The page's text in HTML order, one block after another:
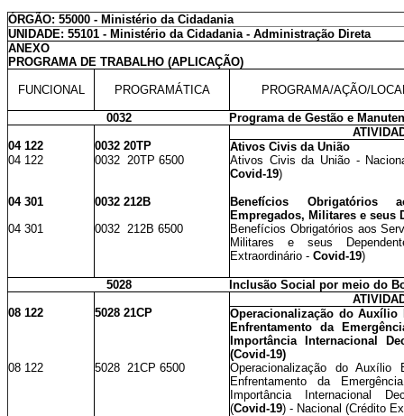
ÓRGÃO: 55000 - Ministério da Cidadania
UNIDADE: 55101 - Ministério da Cidadania - Administração Direta
ANEXO
PROGRAMA DE TRABALHO (APLICAÇÃO)
FUNCIONAL PROGRAMÁTICA PROGRAMA/AÇÃO/
0032
Programa de Gestão e
04 122
0032 20TP
Ativos Civis da União
04 122
0032 20TP 6500
Ativos Civis da União -
Covid-19)
04 301 0032 212B
Benefícios Obrigatórios
Empregados, Militares e seus
04 301
0032 212B 6500
Benefícios Obrigatórios aos
Militares e seus
Extraordinário - Covid-19)
5028
Inclusão Social por meio do
08 122
5028 21CP
Operacionalização do Auxílio
Enfrentamento da
Importância Internacional
(Covid-19)
08 122
5028 21CP 6500
Operacionalização do Auxílio
Enfrentamento da
Importância Internacional
(Covid-19) - Nacional (Crédito